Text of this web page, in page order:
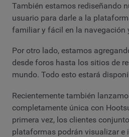
También estamos rediseñando
usuario para darle a la
familiar y fácil en la navegación
Por otro lado, estamos
desde foros hasta los sitios de
mundo. Todo esto estará
Recientemente también
completamente única con
primera vez, los clientes
plataformas podrán visualizar e